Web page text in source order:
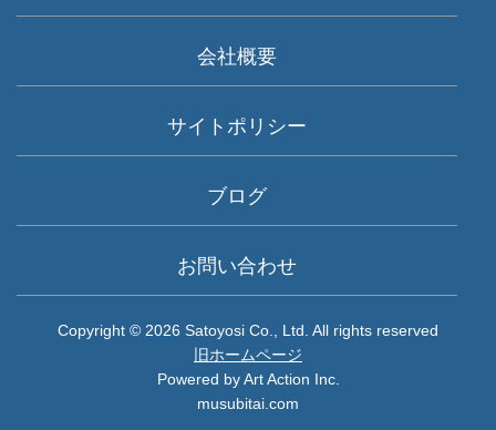
会社概要
サイトポリシー
ブログ
お問い合わせ
Copyright © 2026 Satoyosi Co., Ltd. All rights reserved
旧ホームページ
Powered byArt Action Inc.
musubitai.com